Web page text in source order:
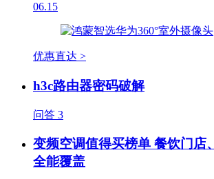
06.15
优惠直达 >
h3c路由器密码破解
问答 3
变频空调值得买榜单 餐饮门店
全能覆盖